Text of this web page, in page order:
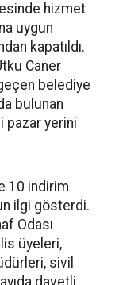
hizmet
uygun
kapatıldı.
Caner
belediye
bulunan
pazar yerini
10 indirim
ilgi gösterdi.
Odası
üyeleri,
sivil